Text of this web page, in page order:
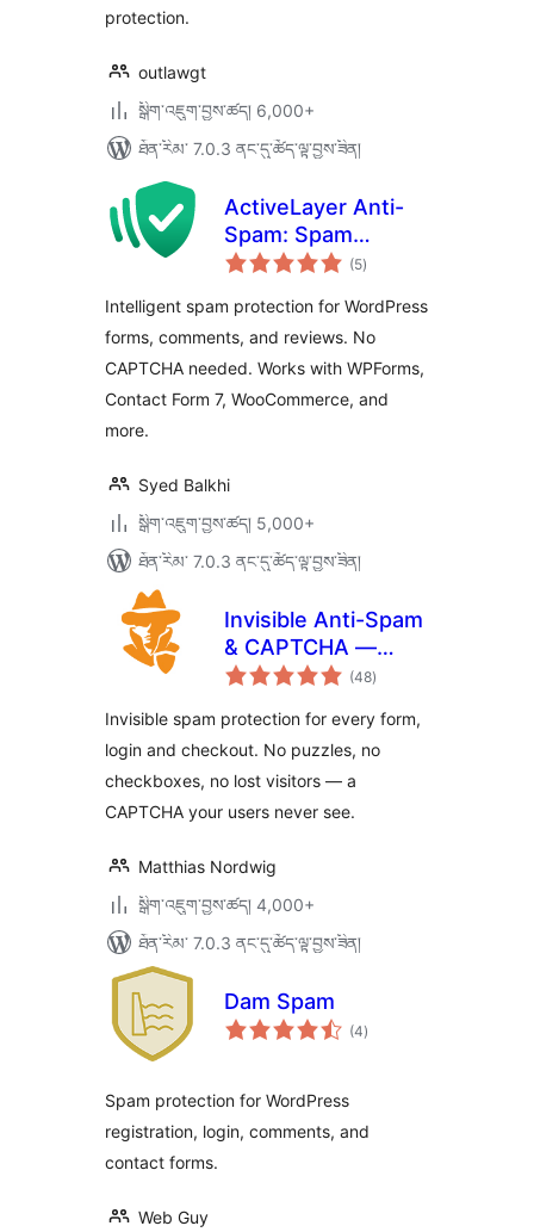
protection.
outlawgt
སྒྲིག་འཇུག་བྱས་ཚད། 6,000+
ཐོན་རིམ་ 7.0.3 ནང་དུ་ཚོད་ལྟ་བྱས་ཟིན།
ActiveLayer Anti-
Spam: Spam
Protection for
(5གདེང་
འཇོག་
ཚང་།
)
Intelligent spam protection for WordPress
forms, comments, and reviews. No
CAPTCHA needed. Works with WPForms,
Contact Form 7, WooCommerce, and
more.
Syed Balkhi
སྒྲིག་འཇུག་བྱས་ཚད། 5,000+
ཐོན་རིམ་ 7.0.3 ནང་དུ་ཚོད་ལྟ་བྱས་ཟིན།
Invisible Anti-Spam
& CAPTCHA —
reCAPTCHA
Forms
(48གདེང་
འཇོག་
ཚང་།
)
Invisible spam protection for every form,
login and checkout. No puzzles, no
checkboxes, no lost visitors — a
CAPTCHA your users never see.
Matthias Nordwig
སྒྲིག་འཇུག་བྱས་ཚད། 4,000+
ཐོན་རིམ་ 7.0.3 ནང་དུ་ཚོད་ལྟ་བྱས་ཟིན།
Dam Spam
(4གདེང་
འཇོག་
)
Spam protection for WordPress
registration, login, comments, and
contact forms.
Web Guy